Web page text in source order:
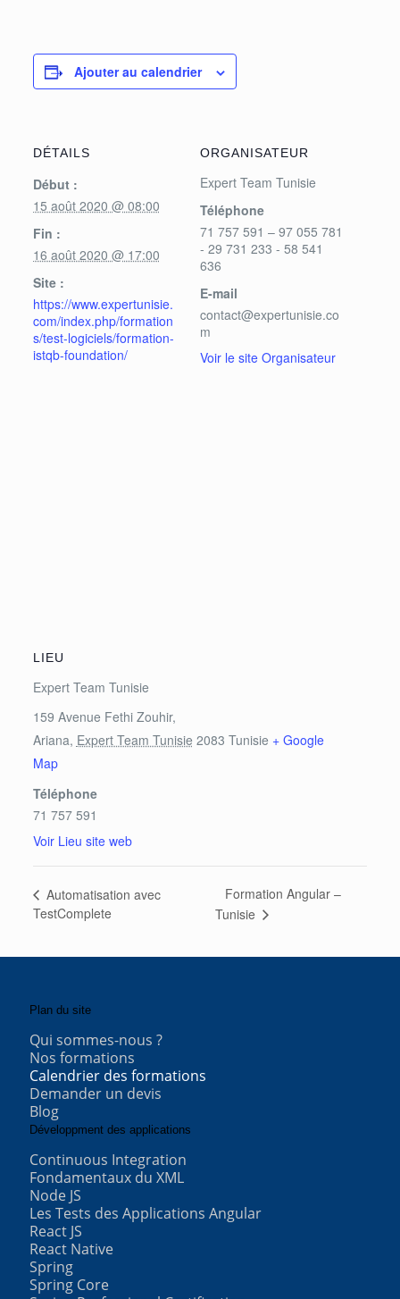
Ajouter au calendrier
DÉTAILS
Début :
15 août 2020 @ 08:00
Fin :
16 août 2020 @ 17:00
Site :
https://www.expertunisie.
com/index.php/formation
s/test-logiciels/formation-
istqb-foundation/
ORGANISATEUR
Expert Team Tunisie
Téléphone
71 757 591 – 97 055 781
- 29 731 233 - 58 541
636
E-mail
contact@expertunisie.co
m
Voir le site Organisateur
LIEU
Expert Team Tunisie
159 Avenue Fethi Zouhir,
Ariana, Expert Team Tunisie 2083 Tunisie + Google
Map
Téléphone
71 757 591
Voir Lieu site web
Automatisation avec
TestComplete
Formation Angular –
Tunisie
Plan du site
Qui sommes-nous ?
Nos formations
Calendrier des formations
Demander un devis
Blog
Développment des applications
Continuous Integration
Fondamentaux du XML
Node JS
Les Tests des Applications Angular
React JS
React Native
Spring
Spring Core